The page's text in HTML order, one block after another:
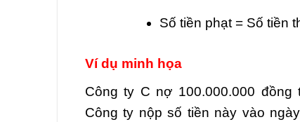
Số tiền phạt = Số tiền
Ví dụ minh họa
Công ty C nợ 100.000.000
Công ty nộp số tiền này vào